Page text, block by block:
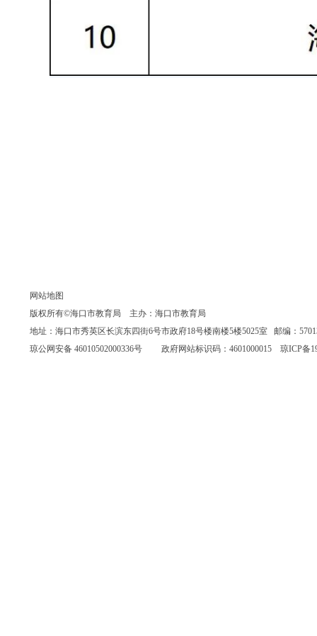
网站地图
版权所有©海口市教育局 主办：海口市教育局
地址：海口市秀英区长滨东四街6号市政府18号楼南楼5楼5025室 邮编：
琼公网安备 46010502000336号 政府网站标识码：4601000015 琼ICP备